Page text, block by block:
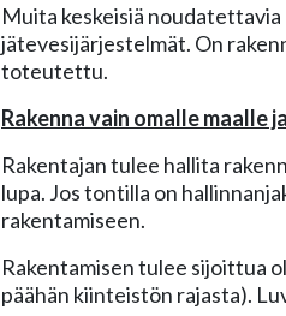
Muita keskeisiä
jätevesijärjestelmät. On
toteutettu.
Rakenna vain omalle maalle
Rakentajan tulee hallita
lupa. Jos tontilla on
rakentamiseen.
Rakentamisen tulee sijoittua
päähän kiinteistön rajasta).